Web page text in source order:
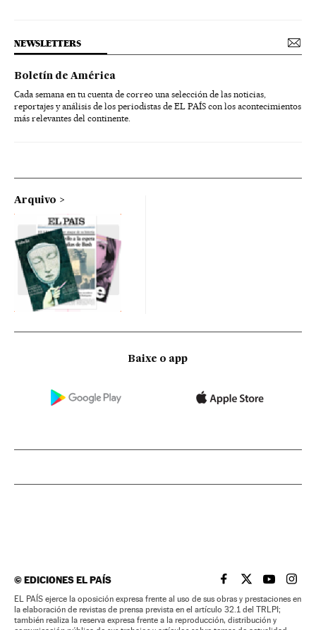
NEWSLETTERS
Boletín de América
Cada semana en tu cuenta de correo una selección de las noticias,
reportajes y análisis de los periodistas de EL PAÍS con los acontecimientos
más relevantes del continente.
Arquivo
Baixe o app
©EDICIONES EL PAÍS EL PAÍS BRASIL EN
EL PAÍSEL PAÍS
EL
EL PAÍS ejerce la oposición expresa frente al uso de sus obras y prestaciones en
la elaboración de revistas de prensa prevista en el artículo 32.1 del TRLPI;
también realiza la reserva expresa frente a la reproducción, distribución y